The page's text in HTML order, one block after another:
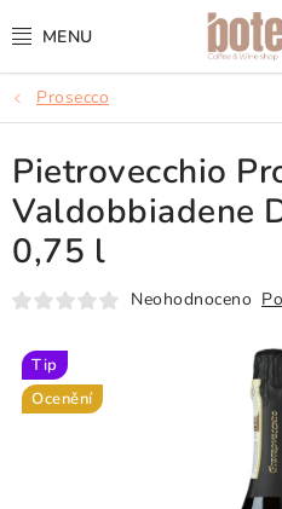
na
KÁVA
FRAPPÉ
VÍNA
ŠUMIVÁ VÍNA
KOKTEJLY & APERITIVY
ČAJ & ČOKOLÁDA
Prosecco
Pietrovecchio
Valdobbiadene
0,75 l
Neohodnoceno
Tip
Ocenění